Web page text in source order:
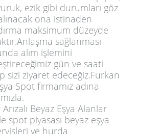
ezik gibi durumları göz
ona istinaden
maksimum düzeyde
sağlanması
alım işlemini
gün ve saati
sizi ziyaret edeceğiz.Furkan
Spot firmamız adına
Arızalı Beyaz Eşya Alanlar
spot piyasası beyaz eşya
ve hurda